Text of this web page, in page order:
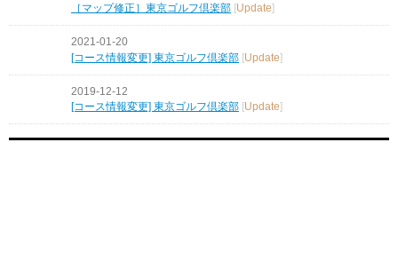
［マップ修正］東京ゴルフ倶楽部 Update
2021-01-20
[コース情報変更] 東京ゴルフ倶楽部 [Update]
2019-12-12
[コース情報変更] 東京ゴルフ倶楽部 Update